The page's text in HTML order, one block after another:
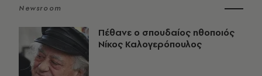
Newsroom
Πέθανε ο σπουδαίος ηθοποιός
Νίκος Καλογερόπουλος